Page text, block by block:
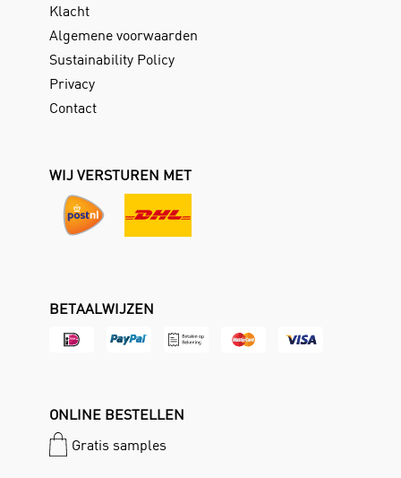
Klacht
Algemene voorwaarden
Sustainability Policy
Privacy
Contact
WIJ VERSTUREN MET
BETAALWIJZEN
ONLINE BESTELLEN
Gratis samples